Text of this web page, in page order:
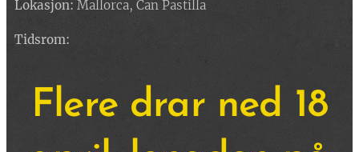
Lokasjon: Mallorca, Can Pastilla
Tidsrom:
Flere drar ned 18